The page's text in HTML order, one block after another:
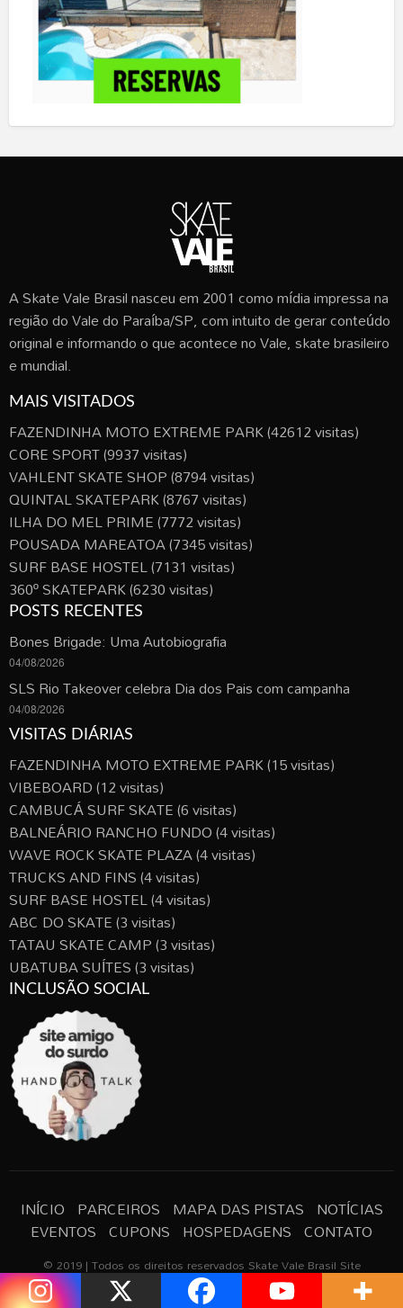
A Skate Vale Brasil nasceu em 2001 como mídia impressa na
região do Vale do Paraíba/SP, com intuito de gerar conteúdo
original e informando o que acontece no Vale, skate brasileiro
e mundial.
MAIS VISITADOS
FAZENDINHA MOTO EXTREME PARK(42612 visitas)
CORE SPORT(9937 visitas)
VAHLENT SKATE SHOP(8794 visitas)
QUINTAL SKATEPARK(8767 visitas)
ILHA DO MEL PRIME(7772 visitas)
POUSADA MAREATOA(7345 visitas)
SURF BASE HOSTEL(7131 visitas)
360º SKATEPARK(6230 visitas)
POSTS RECENTES
Bones Brigade: Uma Autobiografia
04/08/2026
SLS Rio Takeover celebra Dia dos Pais com campanha
04/08/2026
VISITAS DIÁRIAS
FAZENDINHA MOTO EXTREME PARK(15 visitas)
VIBEBOARD(12 visitas)
CAMBUCÁ SURF SKATE(6 visitas)
BALNEÁRIO RANCHO FUNDO(4 visitas)
WAVE ROCK SKATE PLAZA(4 visitas)
TRUCKS AND FINS(4 visitas)
SURF BASE HOSTEL(4 visitas)
ABC DO SKATE(3 visitas)
TATAU SKATE CAMP(3 visitas)
UBATUBA SUÍTES(3 visitas)
INCLUSÃO SOCIAL
INÍCIO PARCEIROS MAPA DAS PISTAS NOTÍCIAS
EVENTOS CUPONS HOSPEDAGENS CONTATO
© 2019 | Todos os direitos reservados Skate Vale Brasil Site
Desenvolvido | Ideia Brands
Todos os horários são GMT -3. A hora atual é 1:57 PM.